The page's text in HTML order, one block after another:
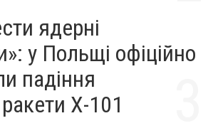
ядерні
у Польщі офіційно
падіння
ракети Х-101